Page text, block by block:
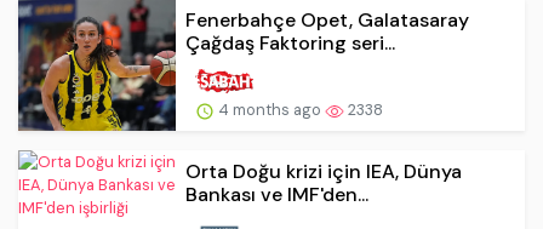
Fenerbahçe Opet, Galatasaray
Çağdaş Faktoring seri...
4 months ago 2338
Orta Doğu krizi için IEA, Dünya
Bankası ve IMF'den...